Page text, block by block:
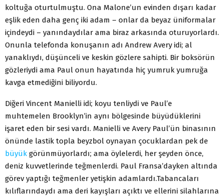
koltuğa otur­tulmuştu. Ona Malone’un evinden dışarı kadar
eşlik eden daha genç iki adam – onlar da beyaz üniformalar
içindeydi – yanındaydılar ama biraz arkasında oturuyorlardı.
Onun­la telefonda konuşanın adı Andrew Avery idi; al
yanaklıydı, düşünceli ve keskin gözlere sahipti. Bir boksörün
gözleriydi ama Paul onun hayatında hiç yumruk yumruğa
kavga etme­diğini biliyordu.
Diğeri Vincent Manielli idi; koyu tenliydi ve Paul’e
muhtemelen Brooklyn’in aynı bölgesinde büyü­düklerini
işaret eden bir sesi vardı. Manielli ve Avery Paul’ün binasının
önünde lastik topla beyzbol oynayan çocuklardan pek de
büyük görünmüyorlardı; ama öylelerdi, her şeyden önce,
deniz kuvvetlerinde teğmenlerdi. Paul Fransa’dayken altında
görev yaptığı teğmenler yetişkin adamlardı.Tabancaları
kılıflarındaydı ama deri kayışları açıktı ve elle­rini silahlarına